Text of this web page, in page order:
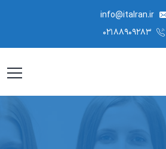
info@italran.ir